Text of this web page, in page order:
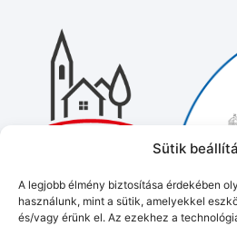
Sütik
A legjobb élmény biztosítása érdekében
használunk, mint a sütik, amelyekkel
és/vagy érünk el. Az ezekhez a